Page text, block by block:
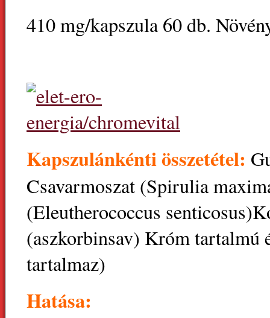
410 mg/kapszula 60 db.
Kapszulánkénti összetétel:
Csavarmoszat (Spirulia
(Eleutherococcus
(aszkorbinsav) Króm tartalmú
tartalmaz)
Hatása: